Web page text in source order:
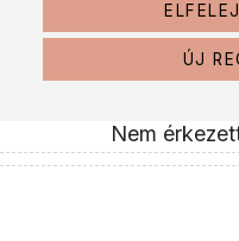
ÚJ
Nem